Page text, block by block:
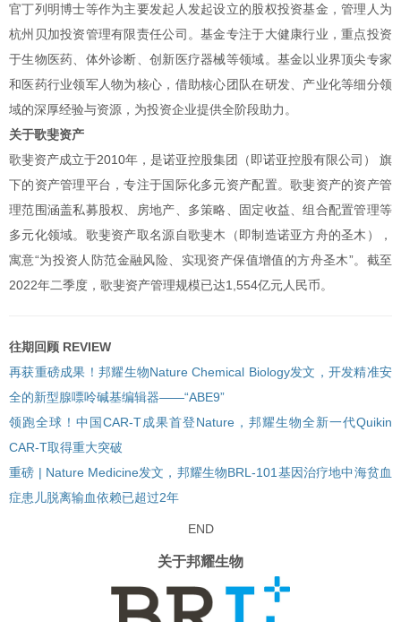
官丁列明博士等作为主要发起人发起设立的股权投资基金，管理人为
杭州贝加投资管理有限责任公司。基金专注于大健康行业，重点投资
于生物医药、体外诊断、创新医疗器械等领域。基金以业界顶尖专家
和医药行业领军人物为核心，借助核心团队在研发、产业化等细分领
域的深厚经验与资源，为投资企业提供全阶段助力。
关于歌斐资产
歌斐资产成立于2010年，是诺亚控股集团（即诺亚控股有限公司） 旗
下的资产管理平台，专注于国际化多元资产配置。歌斐资产的资产管
理范围涵盖私募股权、房地产、多策略、固定收益、组合配置管理等
多元化领域。歌斐资产取名源自歌斐木（即制造诺亚方舟的圣木），
寓意“为投资人防范金融风险、实现资产保值增值的方舟圣木”。截至
2022年二季度，歌斐资产管理规模已达1,554亿元人民币。
往期回顾 REVIEW
再获重磅成果！邦耀生物Nature Chemical Biology发文，开发精准安
全的新型腺嘌呤碱基编辑器——“ABE9”
领跑全球！中国CAR-T成果首登Nature，邦耀生物全新一代Quikin
CAR-T取得重大突破
重磅 | Nature Medicine发文，邦耀生物BRL-101基因治疗地中海贫血
症患儿脱离输血依赖已超过2年
END
关于邦耀生物